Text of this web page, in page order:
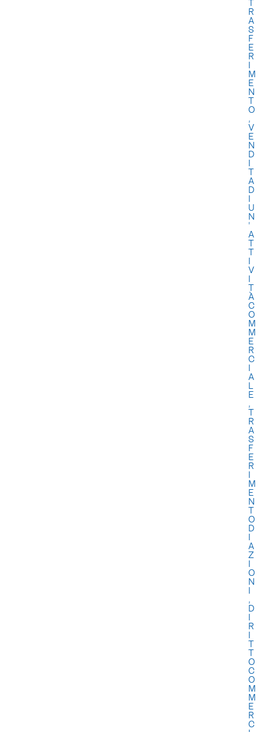
R
A
S
F
E
R
I
M
E
N
T
O
,
V
E
N
D
I
T
A
D
I
U
N
'
A
T
T
I
V
I
T
À
C
O
M
M
E
R
C
I
A
L
E
,
T
R
A
S
F
E
R
I
M
E
N
T
O
D
I
A
Z
I
O
N
I
,
D
I
R
I
T
T
O
C
O
M
M
E
R
C